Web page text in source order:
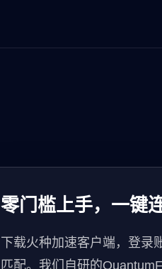
零门槛上手，一键
下载火种加速客户端，登
匹配。我们自研的